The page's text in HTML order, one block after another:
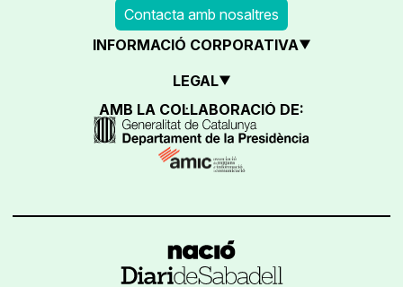
Contacta amb nosaltres
INFORMACIÓ CORPORATIVA
LEGAL
AMB LA COL·LABORACIÓ DE: